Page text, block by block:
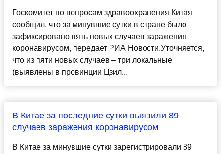
Госкомитет по вопросам здравоохранения Китая
сообщил, что за минувшие сутки в стране было
зафиксировано пять новых случаев заражения
коронавирусом, передает РИА Новости.Уточняется,
что из пяти новых случаев – три локальные
(выявлены в провинции Цзил...
В Китае за последние сутки выявили 89
случаев заражения коронавирусом
В Китае за минувшие сутки зарегистрировали 89